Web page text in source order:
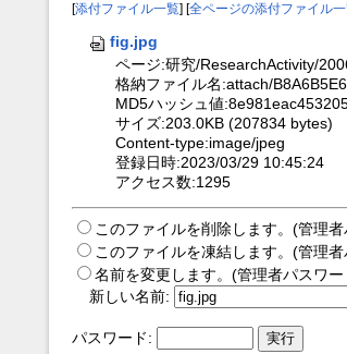
[添付ファイル一覧] [全ページの添付ファイル
fig.jpg
ページ:研究/ResearchActivity/
格納ファイル名:attach/
MD5ハッシュ値
サイズ:203.0KB (207834 bytes)
Content-type:image/jpeg
登録日時:2023/03/29 10:45:24
アクセス数:1295
このファイルを削除します。(管理
このファイルを凍結します。(管理
名前を変更します。(管理者パスワ
新しい名前:
パスワード: